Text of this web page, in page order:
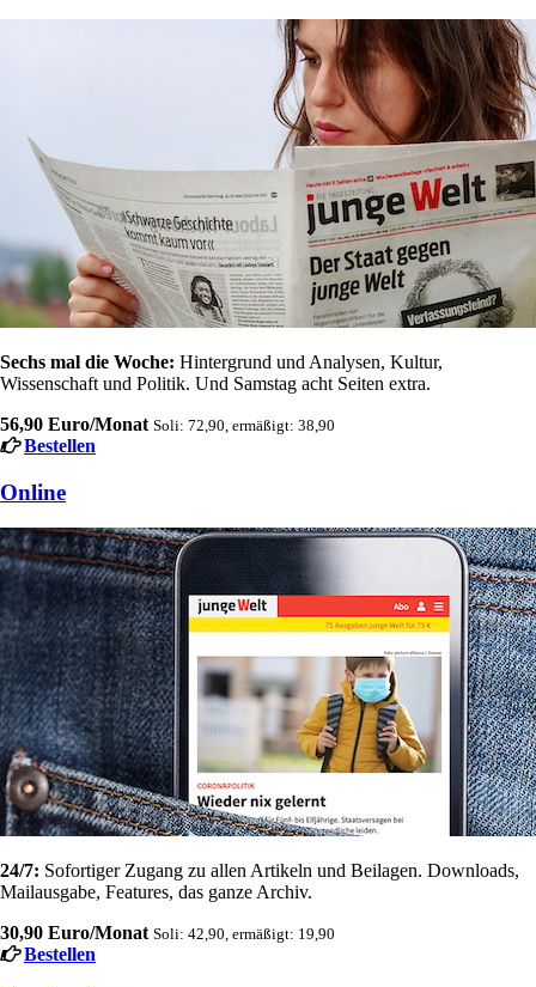
Sechs mal die Woche: Hintergrund und Analysen, Kultur,
Wissenschaft und Politik. Und Samstag acht Seiten extra.
56,90 Euro/Monat Soli: 72,90, ermäßigt: 38,90
Bestellen
Online
24/7: Sofortiger Zugang zu allen Artikeln und Beilagen. Downloads,
Mailausgabe, Features, das ganze Archiv.
30,90 Euro/Monat Soli: 42,90, ermäßigt: 19,90
Bestellen